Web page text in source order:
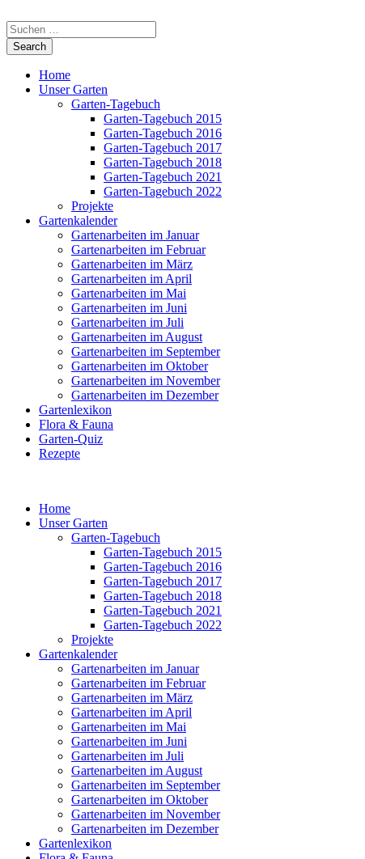
Home
Unser Garten
Garten-Tagebuch
Garten-Tagebuch 2015
Garten-Tagebuch 2016
Garten-Tagebuch 2017
Garten-Tagebuch 2018
Garten-Tagebuch 2021
Garten-Tagebuch 2022
Projekte
Gartenkalender
Gartenarbeiten im Januar
Gartenarbeiten im Februar
Gartenarbeiten im März
Gartenarbeiten im April
Gartenarbeiten im Mai
Gartenarbeiten im Juni
Gartenarbeiten im Juli
Gartenarbeiten im August
Gartenarbeiten im September
Gartenarbeiten im Oktober
Gartenarbeiten im November
Gartenarbeiten im Dezember
Gartenlexikon
Flora & Fauna
Garten-Quiz
Rezepte
Home
Unser Garten
Garten-Tagebuch
Garten-Tagebuch 2015
Garten-Tagebuch 2016
Garten-Tagebuch 2017
Garten-Tagebuch 2018
Garten-Tagebuch 2021
Garten-Tagebuch 2022
Projekte
Gartenkalender
Gartenarbeiten im Januar
Gartenarbeiten im Februar
Gartenarbeiten im März
Gartenarbeiten im April
Gartenarbeiten im Mai
Gartenarbeiten im Juni
Gartenarbeiten im Juli
Gartenarbeiten im August
Gartenarbeiten im September
Gartenarbeiten im Oktober
Gartenarbeiten im November
Gartenarbeiten im Dezember
Gartenlexikon